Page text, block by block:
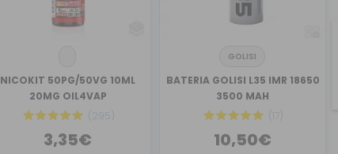
NICOKIT 50PG/50VG 10ML
20MG OIL4VAP
(295)
3,35€
GOLISI
BATERIA GOLISI L35 IMR 18650
3500 MAH
(17)
10,50€